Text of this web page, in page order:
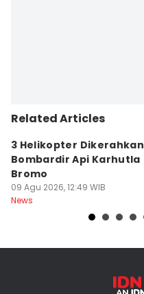
Related Articles
3 Helikopter Dikerahkan
Bombardir Api Karhutla
Bromo
09 Agu 2026, 12:49 WIB
News